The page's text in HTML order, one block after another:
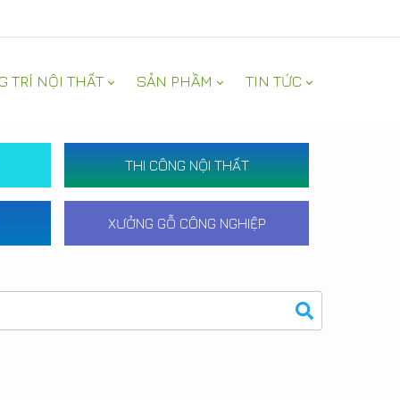
TRÍ NỘI THẤT SẢN PHẦM TIN TỨC
THI CÔNG NỘI THẤT
XƯỞNG GỖ CÔNG NGHIỆP